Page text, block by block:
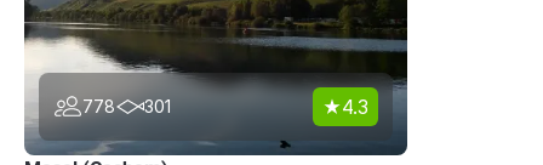
778 301 4.3